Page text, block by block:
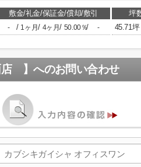
敷金/礼金/保証金/償却/敷引 坪
- / 1ヶ月/ 4ヶ月/ 50.00％/ - 45.71
店 】へのお問い合わせ